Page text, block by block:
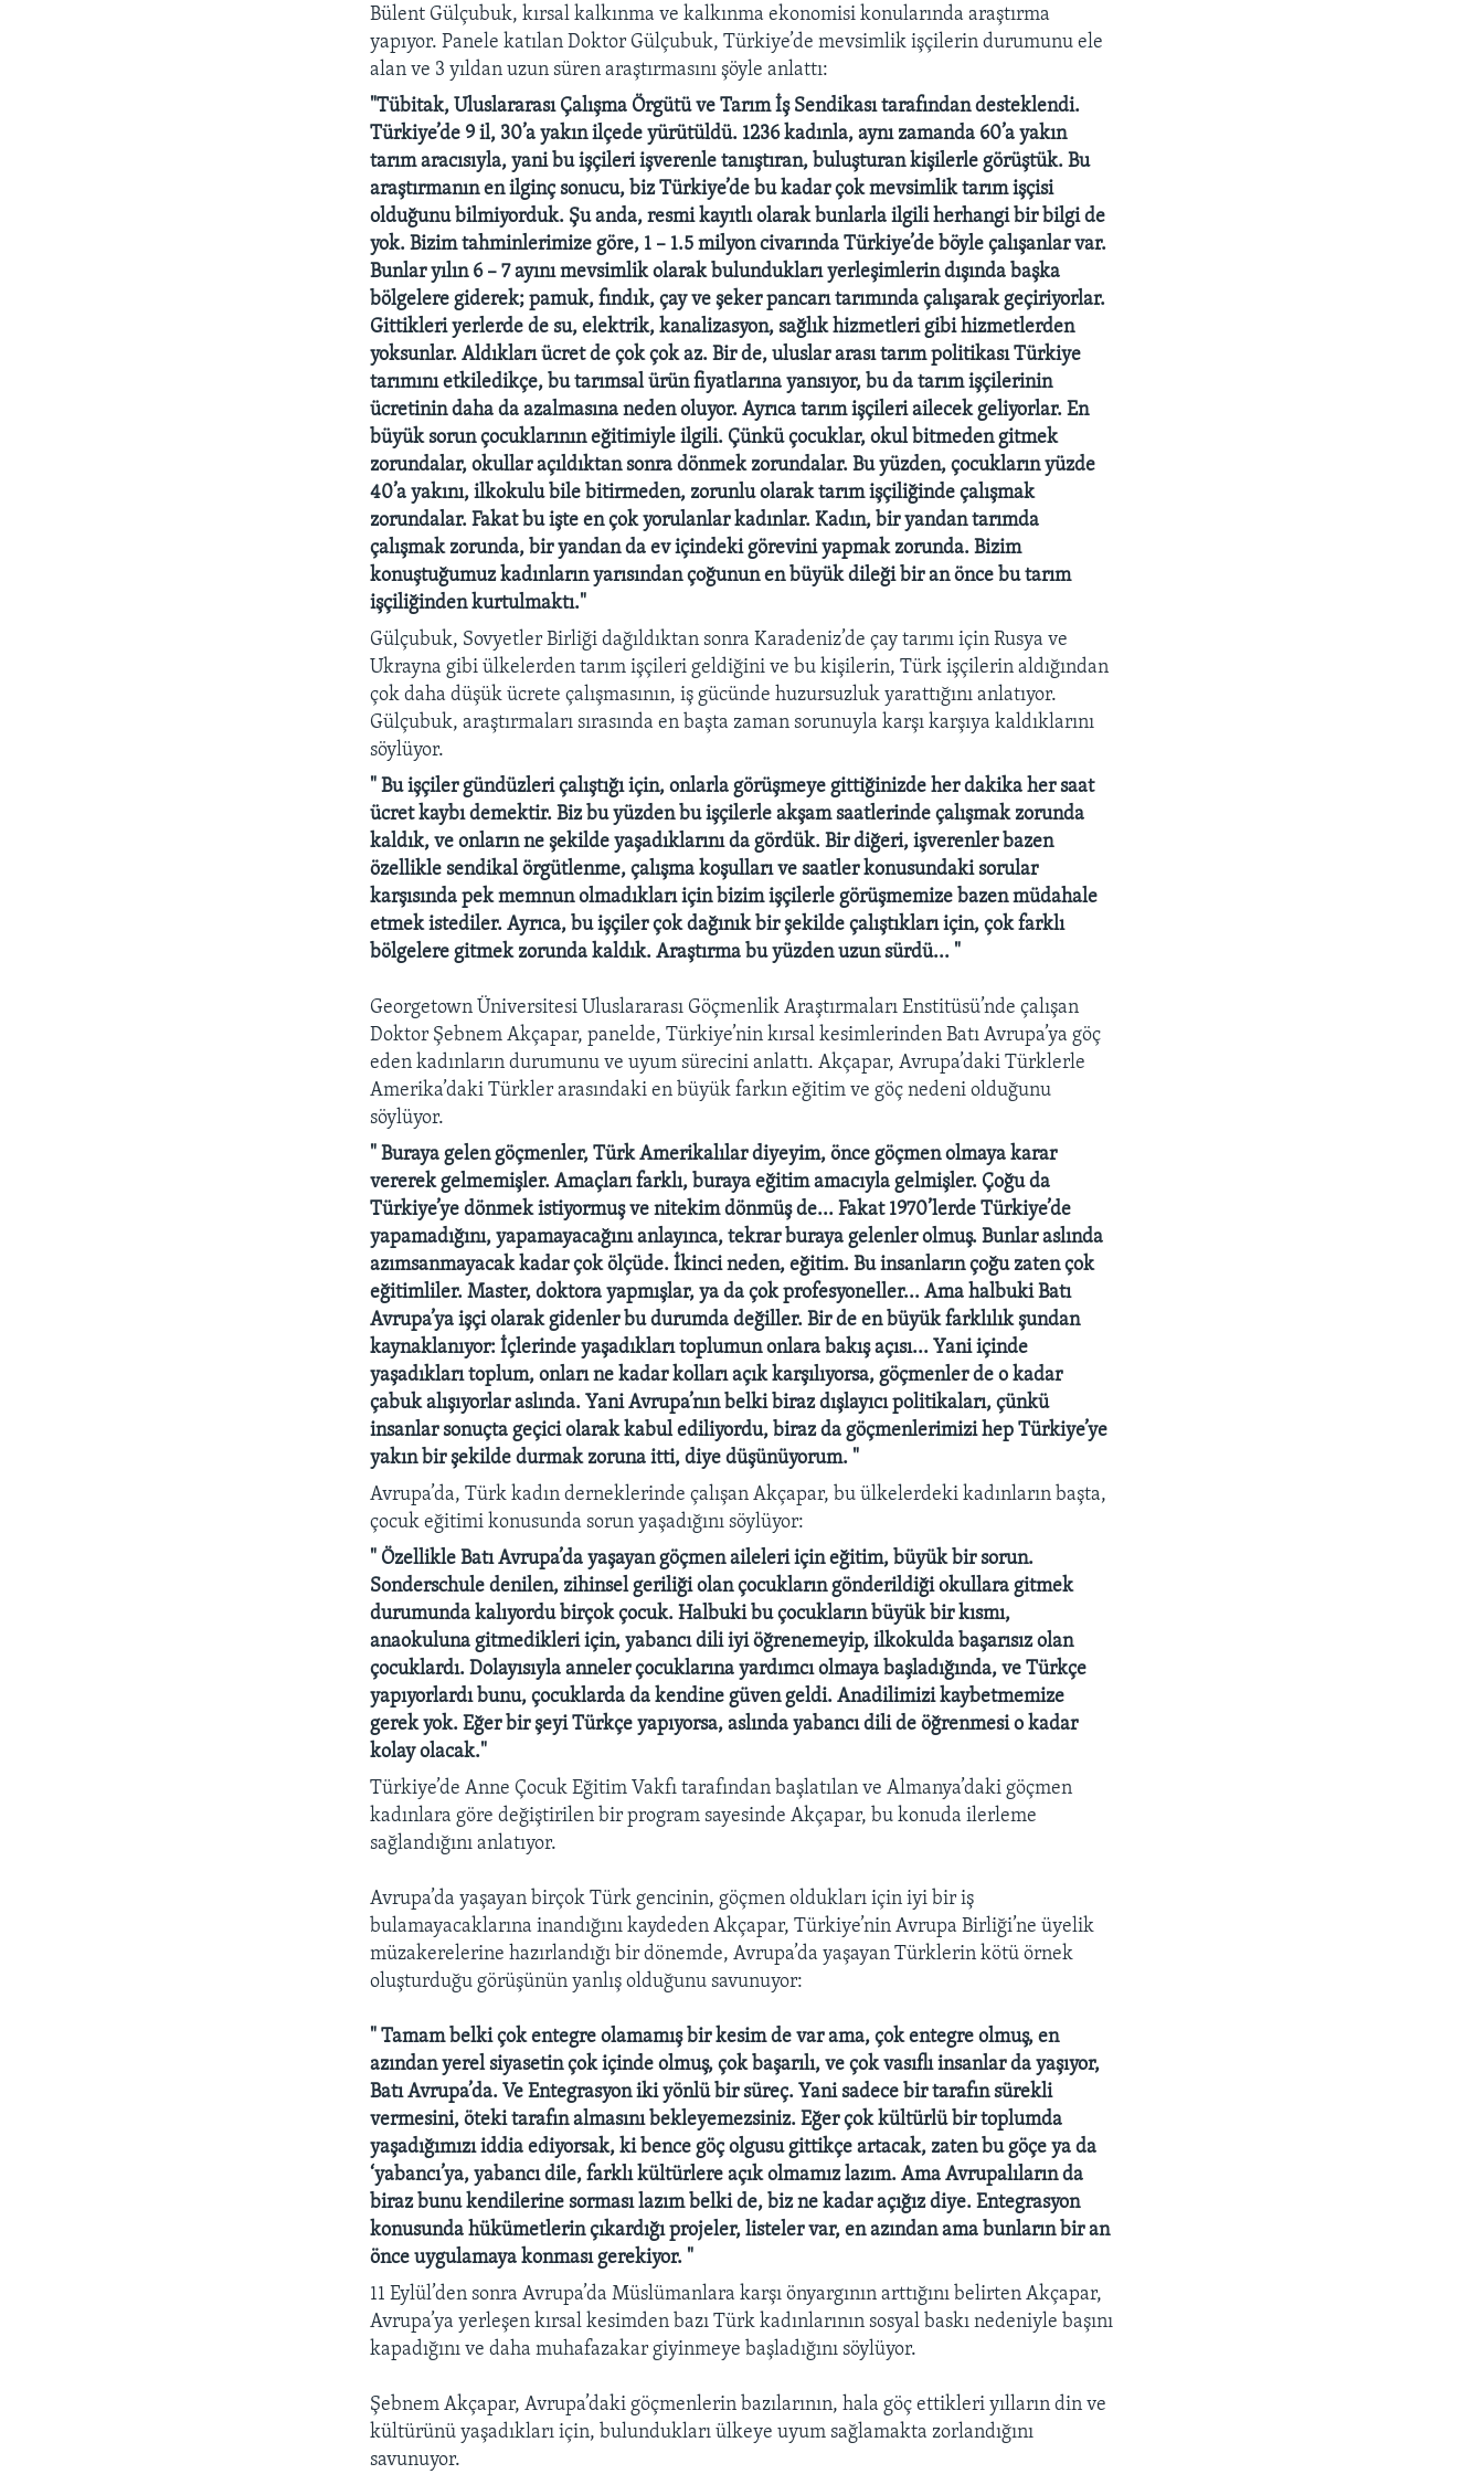
Bülent Gülçubuk, kırsal kalkınma ve kalkınma ekonomisi konularında araştırma
yapıyor. Panele katılan Doktor Gülçubuk, Türkiye’de mevsimlik işçilerin durumunu ele
alan ve 3 yıldan uzun süren araştırmasını şöyle anlattı:
"Tübitak, Uluslararası Çalışma Örgütü ve Tarım İş Sendikası tarafından desteklendi.
Türkiye’de 9 il, 30’a yakın ilçede yürütüldü. 1236 kadınla, aynı zamanda 60’a yakın
tarım aracısıyla, yani bu işçileri işverenle tanıştıran, buluşturan kişilerle görüştük. Bu
araştırmanın en ilginç sonucu, biz Türkiye’de bu kadar çok mevsimlik tarım işçisi
olduğunu bilmiyorduk. Şu anda, resmi kayıtlı olarak bunlarla ilgili herhangi bir bilgi de
yok. Bizim tahminlerimize göre, 1 – 1.5 milyon civarında Türkiye’de böyle çalışanlar var.
Bunlar yılın 6 – 7 ayını mevsimlik olarak bulundukları yerleşimlerin dışında başka
bölgelere giderek; pamuk, fındık, çay ve şeker pancarı tarımında çalışarak geçiriyorlar.
Gittikleri yerlerde de su, elektrik, kanalizasyon, sağlık hizmetleri gibi hizmetlerden
yoksunlar. Aldıkları ücret de çok çok az. Bir de, uluslar arası tarım politikası Türkiye
tarımını etkiledikçe, bu tarımsal ürün fiyatlarına yansıyor, bu da tarım işçilerinin
ücretinin daha da azalmasına neden oluyor. Ayrıca tarım işçileri ailecek geliyorlar. En
büyük sorun çocuklarının eğitimiyle ilgili. Çünkü çocuklar, okul bitmeden gitmek
zorundalar, okullar açıldıktan sonra dönmek zorundalar. Bu yüzden, çocukların yüzde
40’a yakını, ilkokulu bile bitirmeden, zorunlu olarak tarım işçiliğinde çalışmak
zorundalar. Fakat bu işte en çok yorulanlar kadınlar. Kadın, bir yandan tarımda
çalışmak zorunda, bir yandan da ev içindeki görevini yapmak zorunda. Bizim
konuştuğumuz kadınların yarısından çoğunun en büyük dileği bir an önce bu tarım
işçiliğinden kurtulmaktı."
Gülçubuk, Sovyetler Birliği dağıldıktan sonra Karadeniz’de çay tarımı için Rusya ve
Ukrayna gibi ülkelerden tarım işçileri geldiğini ve bu kişilerin, Türk işçilerin aldığından
çok daha düşük ücrete çalışmasının, iş gücünde huzursuzluk yarattığını anlatıyor.
Gülçubuk, araştırmaları sırasında en başta zaman sorunuyla karşı karşıya kaldıklarını
söylüyor.
" Bu işçiler gündüzleri çalıştığı için, onlarla görüşmeye gittiğinizde her dakika her saat
ücret kaybı demektir. Biz bu yüzden bu işçilerle akşam saatlerinde çalışmak zorunda
kaldık, ve onların ne şekilde yaşadıklarını da gördük. Bir diğeri, işverenler bazen
özellikle sendikal örgütlenme, çalışma koşulları ve saatler konusundaki sorular
karşısında pek memnun olmadıkları için bizim işçilerle görüşmemize bazen müdahale
etmek istediler. Ayrıca, bu işçiler çok dağınık bir şekilde çalıştıkları için, çok farklı
bölgelere gitmek zorunda kaldık. Araştırma bu yüzden uzun sürdü... "
Georgetown Üniversitesi Uluslararası Göçmenlik Araştırmaları Enstitüsü’nde çalışan
Doktor Şebnem Akçapar, panelde, Türkiye’nin kırsal kesimlerinden Batı Avrupa’ya göç
eden kadınların durumunu ve uyum sürecini anlattı. Akçapar, Avrupa’daki Türklerle
Amerika’daki Türkler arasındaki en büyük farkın eğitim ve göç nedeni olduğunu
söylüyor.
" Buraya gelen göçmenler, Türk Amerikalılar diyeyim, önce göçmen olmaya karar
vererek gelmemişler. Amaçları farklı, buraya eğitim amacıyla gelmişler. Çoğu da
Türkiye’ye dönmek istiyormuş ve nitekim dönmüş de... Fakat 1970’lerde Türkiye’de
yapamadığını, yapamayacağını anlayınca, tekrar buraya gelenler olmuş. Bunlar aslında
azımsanmayacak kadar çok ölçüde. İkinci neden, eğitim. Bu insanların çoğu zaten çok
eğitimliler. Master, doktora yapmışlar, ya da çok profesyoneller... Ama halbuki Batı
Avrupa’ya işçi olarak gidenler bu durumda değiller. Bir de en büyük farklılık şundan
kaynaklanıyor: İçlerinde yaşadıkları toplumun onlara bakış açısı... Yani içinde
yaşadıkları toplum, onları ne kadar kolları açık karşılıyorsa, göçmenler de o kadar
çabuk alışıyorlar aslında. Yani Avrupa’nın belki biraz dışlayıcı politikaları, çünkü
insanlar sonuçta geçici olarak kabul ediliyordu, biraz da göçmenlerimizi hep Türkiye’ye
yakın bir şekilde durmak zoruna itti, diye düşünüyorum. "
Avrupa’da, Türk kadın derneklerinde çalışan Akçapar, bu ülkelerdeki kadınların başta,
çocuk eğitimi konusunda sorun yaşadığını söylüyor:
" Özellikle Batı Avrupa’da yaşayan göçmen aileleri için eğitim, büyük bir sorun.
Sonderschule denilen, zihinsel geriliği olan çocukların gönderildiği okullara gitmek
durumunda kalıyordu birçok çocuk. Halbuki bu çocukların büyük bir kısmı,
anaokuluna gitmedikleri için, yabancı dili iyi öğrenemeyip, ilkokulda başarısız olan
çocuklardı. Dolayısıyla anneler çocuklarına yardımcı olmaya başladığında, ve Türkçe
yapıyorlardı bunu, çocuklarda da kendine güven geldi. Anadilimizi kaybetmemize
gerek yok. Eğer bir şeyi Türkçe yapıyorsa, aslında yabancı dili de öğrenmesi o kadar
kolay olacak."
Türkiye’de Anne Çocuk Eğitim Vakfı tarafından başlatılan ve Almanya’daki göçmen
kadınlara göre değiştirilen bir program sayesinde Akçapar, bu konuda ilerleme
sağlandığını anlatıyor.
Avrupa’da yaşayan birçok Türk gencinin, göçmen oldukları için iyi bir iş
bulamayacaklarına inandığını kaydeden Akçapar, Türkiye’nin Avrupa Birliği’ne üyelik
müzakerelerine hazırlandığı bir dönemde, Avrupa’da yaşayan Türklerin kötü örnek
oluşturduğu görüşünün yanlış olduğunu savunuyor:
" Tamam belki çok entegre olamamış bir kesim de var ama, çok entegre olmuş, en
azından yerel siyasetin çok içinde olmuş, çok başarılı, ve çok vasıflı insanlar da yaşıyor,
Batı Avrupa’da. Ve Entegrasyon iki yönlü bir süreç. Yani sadece bir tarafın sürekli
vermesini, öteki tarafın almasını bekleyemezsiniz. Eğer çok kültürlü bir toplumda
yaşadığımızı iddia ediyorsak, ki bence göç olgusu gittikçe artacak, zaten bu göçe ya da
‘yabancı’ya, yabancı dile, farklı kültürlere açık olmamız lazım. Ama Avrupalıların da
biraz bunu kendilerine sorması lazım belki de, biz ne kadar açığız diye. Entegrasyon
konusunda hükümetlerin çıkardığı projeler, listeler var, en azından ama bunların bir an
önce uygulamaya konması gerekiyor. "
11 Eylül’den sonra Avrupa’da Müslümanlara karşı önyargının arttığını belirten Akçapar,
Avrupa’ya yerleşen kırsal kesimden bazı Türk kadınlarının sosyal baskı nedeniyle başını
kapadığını ve daha muhafazakar giyinmeye başladığını söylüyor.
Şebnem Akçapar, Avrupa’daki göçmenlerin bazılarının, hala göç ettikleri yılların din ve
kültürünü yaşadıkları için, bulundukları ülkeye uyum sağlamakta zorlandığını
savunuyor.